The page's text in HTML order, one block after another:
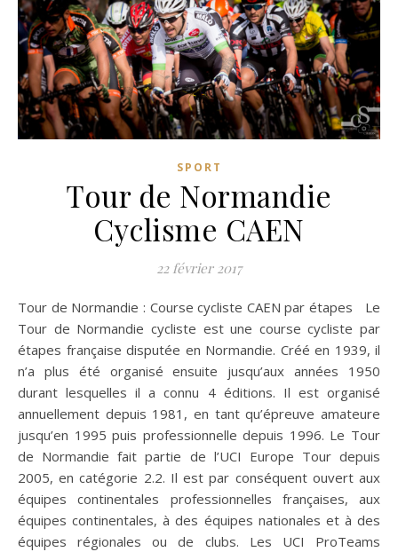
SPORT
Tour de Normandie
Cyclisme CAEN
22 février 2017
Tour de Normandie : Course cycliste CAEN par étapes Le
Tour de Normandie cycliste est une course cycliste par
étapes française disputée en Normandie. Créé en 1939, il
n’a plus été organisé ensuite jusqu’aux années 1950
durant lesquelles il a connu 4 éditions. Il est organisé
annuellement depuis 1981, en tant qu’épreuve amateure
jusqu’en 1995 puis professionnelle depuis 1996. Le Tour
de Normandie fait partie de l’UCI Europe Tour depuis
2005, en catégorie 2.2. Il est par conséquent ouvert aux
équipes continentales professionnelles françaises, aux
équipes continentales, à des équipes nationales et à des
équipes régionales ou de clubs. Les UCI ProTeams